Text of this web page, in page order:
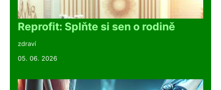
Reprofit: Splňte si sen o rodině
zdraví
05. 06. 2026